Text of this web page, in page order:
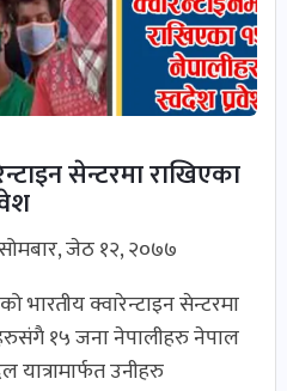
सेन्टरमा राखिएका
जेठ १२, २०७७
भारतीय क्वारेन्टाइन सेन्टरमा
१५ जना नेपालीहरु नेपाल
उनीहरु